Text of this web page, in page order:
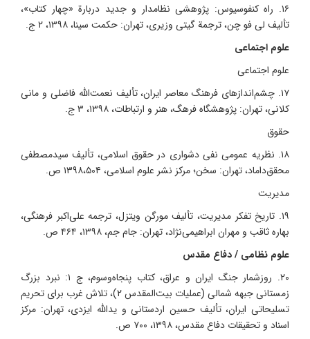
۱۶. راه کنفوسیوس: پژوهشی نظامدار و جدید دربارة «چهار کتاب»،
تألیف لی فو چن، ترجمة گیتی وزیری، تهران: حکمت سینا، ۱۳۹۸، ۲ ج.
علوم اجتماعی
علوم اجتماعی
۱۷. چشم‌اندازهای فرهنگ معاصر ایران، تألیف نعمت‌الله فاضلی و مانی
کلانی، تهران: پژوهشگاه فرهگ، هنر و ارتباطات، ۱۳۹۸، ۳ ج.
حقوق
۱۸. نظریه عمومی نفی دشواری در حقوق اسلامی، تألیف سیدمصطفی
محقق‌داماد، تهران: سخن؛ مرکز نشر علوم اسلامی، ۱۳۹۸،‌۵۰۴ ص.
مدیریت
۱۹. تاریخ تفکر مدیریت، تألیف مورگن ویتزل، ترجمه علی‌اکبر فرهنگی،
بهاره ثاقب و مهران ابراهیمی‌نژاد، تهران: جام جم، ۱۳۹۸، ۴۶۴ ص.
علوم نظامی / دفاع مقدس
۲۰. روزشمار جنگ ایران و عراق، کتاب پنجاه‌وسوم، ج ۱: نبرد بزرگ
زمستانی جبهه شمالی (عملیات بیت‌المقدس ۲)، تلاش غرب برای تحریم
تسلیحاتی ایران، تألیف حسین اردستانی و یدالله ایزدی، تهران: مرکز
اسناد و تحقیقات دفاع مقدس، ۱۳۹۸، ۷۰۰ ص.